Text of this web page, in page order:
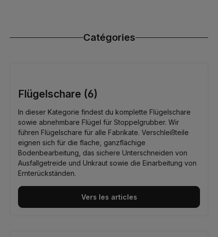
Catégories
Flügelschare (6)
In dieser Kategorie findest du komplette Flügelschare
sowie abnehmbare Flügel für Stoppelgrubber. Wir
führen Flügelschare für alle Fabrikate. Verschleißteile
eignen sich für die flache, ganzflächige
Bodenbearbeitung, das sichere Unterschneiden von
Ausfallgetreide und Unkraut sowie die Einarbeitung von
Ernterückständen.
Vers les articles